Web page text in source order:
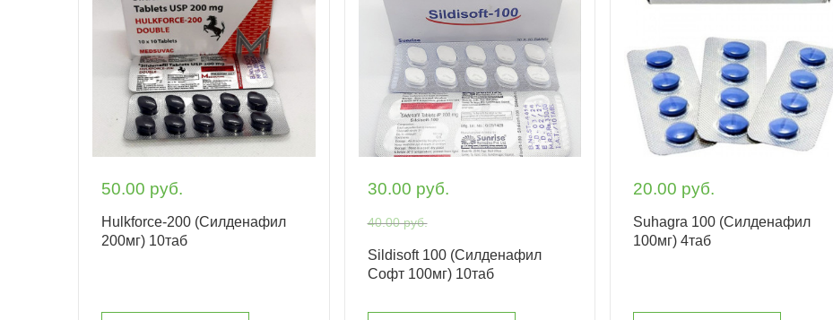
50.00 руб.
Hulkforce-200 (Силденафил
200мг) 10таб
30.00 руб.
40.00 руб.
Sildisoft 100 (Силденафил
Софт 100мг) 10таб
20.00 руб.
Suhagra 100 (Силденафил
100мг) 4таб